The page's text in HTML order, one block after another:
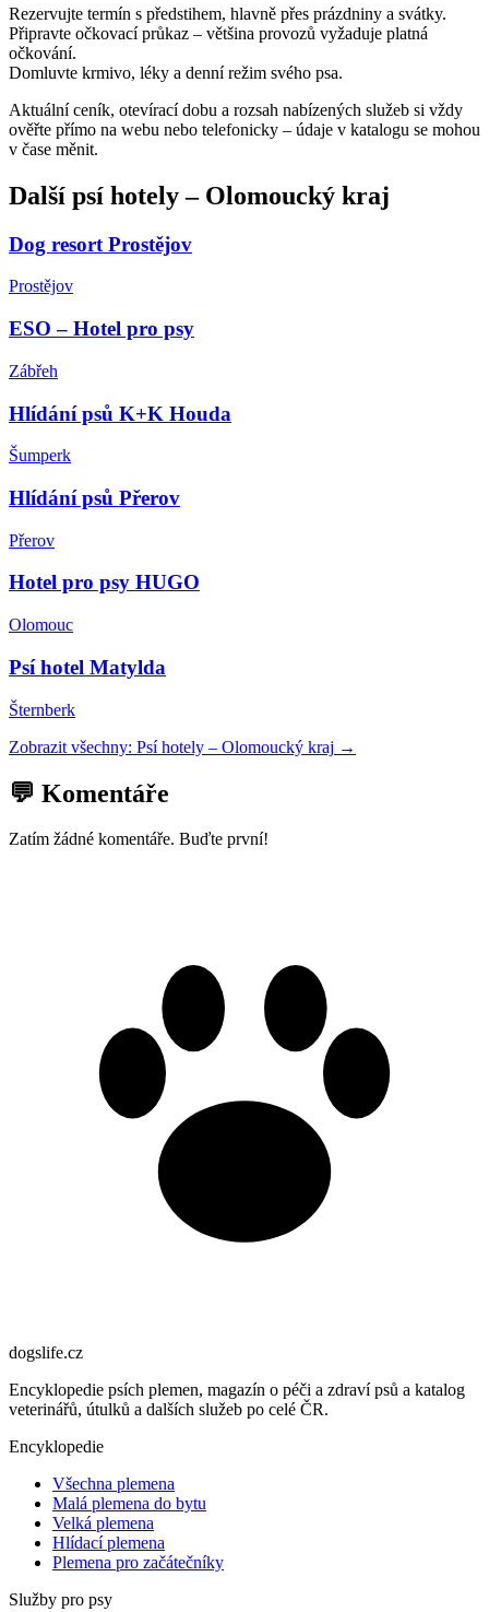
Rezervujte termín s předstihem, hlavně přes prázdniny a svátky.
Připravte očkovací průkaz – většina provozů vyžaduje platná
očkování.
Domluvte krmivo, léky a denní režim svého psa.
Aktuální ceník, otevírací dobu a rozsah nabízených služeb si vždy
ověřte přímo na webu nebo telefonicky – údaje v katalogu se mohou
v čase měnit.
Další psí hotely– Olomoucký kraj
Dog resort Prostějov
Prostějov
ESO – Hotel pro psy
Zábřeh
Hlídání psů K+K Houda
Šumperk
Hlídání psů Přerov
Přerov
Hotel pro psy HUGO
Olomouc
Psí hotel Matylda
Šternberk
Zobrazit všechny: Psí hotely – Olomoucký kraj →
💬 Komentáře
Zatím žádné komentáře. Buďte první!
dogslife.cz
Encyklopedie psích plemen, magazín o péči a zdraví psů a katalog
veterinářů, útulků a dalších služeb po celé ČR.
Encyklopedie
Všechna plemena
Malá plemena do bytu
Velká plemena
Hlídací plemena
Plemena pro začátečníky
Služby pro psy